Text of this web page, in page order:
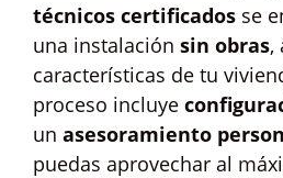
técnicos certificados se
una instalación sin obras,
características de tu
proceso incluye
un asesoramiento
puedas aprovechar al